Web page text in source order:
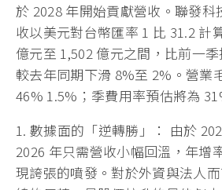
於 2028 年開始貢獻營收。聯發科
收以美元對台幣匯率 1 比 31.2 計
億元至 1,502 億元之間，比前一
較去年同期下滑 8%至 2%。營業
46% 1.5%；季費用率預估將為
1. 數據面的「逆轉勝」： 由於
2026 年只需營收小幅回溫，年增
現誇張的噴發。對於外資與法人